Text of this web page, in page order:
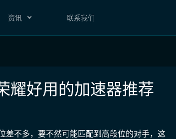
资讯 联系我们
耀好用的加速器推荐
差不多，要不然可能匹配到高段位的对手，这